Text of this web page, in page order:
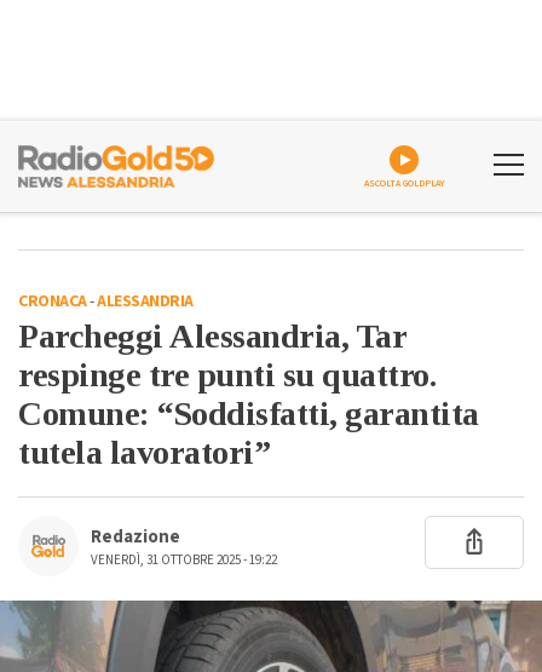
ASCOLTA GOLDPLAY
CRONACA-ALESSANDRIA
Parcheggi Alessandria, Tar
respinge tre punti su quattro.
Comune: “Soddisfatti, garantita
tutela lavoratori”
Redazione
VENERDÌ, 31 OTTOBRE 2025 - 19:22